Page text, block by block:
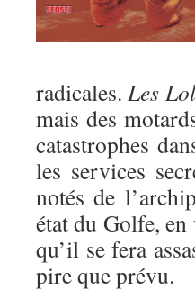
radicales.Les
mais des
catastrophes
les services
notés de
état du Golfe,
qu’il se fera
pire que prévu.